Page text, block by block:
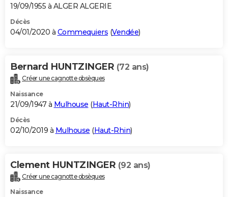
19/09/1955 à ALGER ALGERIE
Décès
04/01/2020 à Commequiers (Vendée)
Bernard HUNTZINGER (72 ans)
Créer une cagnotte obsèques
Naissance
21/09/1947 à Mulhouse (Haut-Rhin)
Décès
02/10/2019 à Mulhouse (Haut-Rhin)
Clement HUNTZINGER (92 ans)
Créer une cagnotte obsèques
Naissance